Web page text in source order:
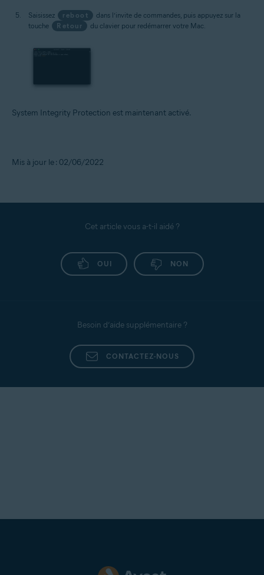
Saisissez reboot
dans l’invite de commandes, puis appuyez sur la
touche
Retour du clavier pour redémarrer votre Mac.
System Integrity Protection est maintenant activé.
Mis à jour le : 02/06/2022
Cet article vous a-t-il aidé ?
OUI NON
Besoin d’aide supplémentaire ?
CONTACTEZ-NOUS